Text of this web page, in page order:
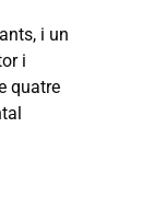
i un
i
quatre